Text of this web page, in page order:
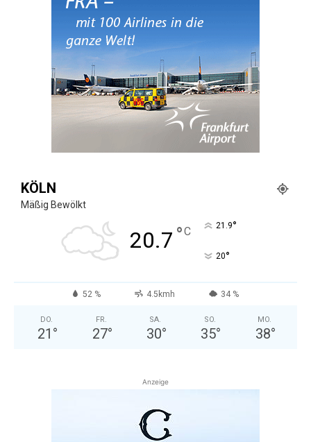
KÖLN
Mäßig Bewölkt
20.7 °C 21.9°
20°
52 % 4.5kmh 34 %
DO.
21 °
FR.
27°
SA.
30°
SO.
35°
MO.
38°
Anzeige